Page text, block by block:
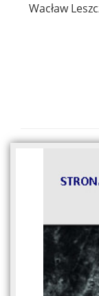
Wacław